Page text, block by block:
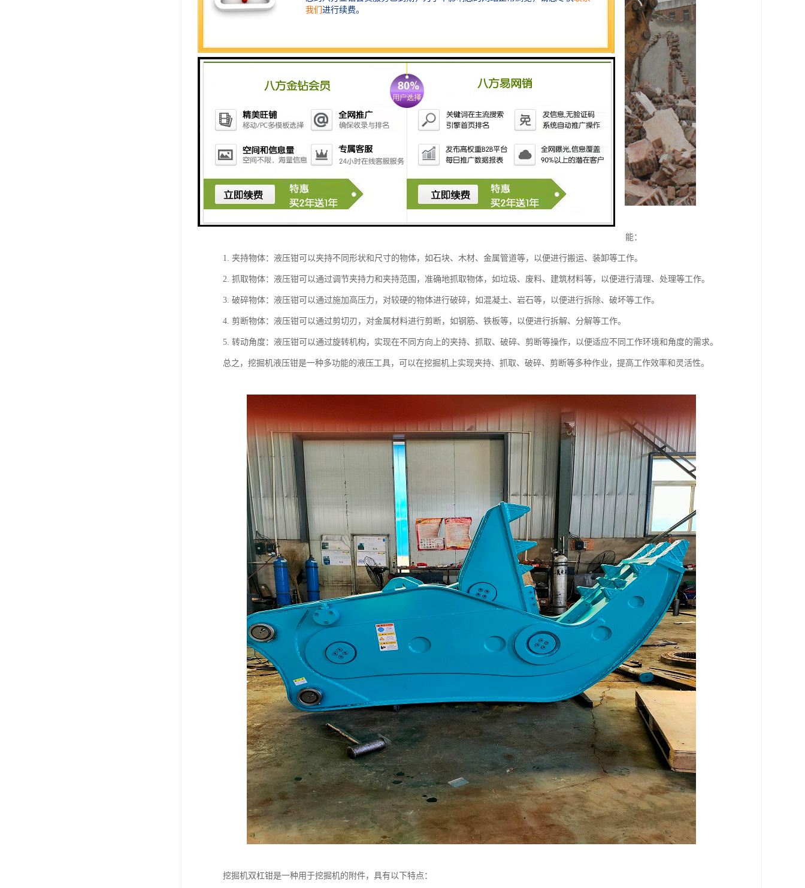
挖掘机液压钳是一种安装在挖掘机臂上的液压工具，主要用于夹持、抓取、破碎、剪断等作业。它具有以下功能：
1. 夹持物体：液压钳可以夹持不同形状和尺寸的物体，如石块、木材、金属管道等，以便进行搬运、装卸等工作。
2. 抓取物体：液压钳可以通过调节夹持力和夹持范围，准确地抓取物体，如垃圾、废料、建筑材料等，以便进行清理、处理等工作。
3. 破碎物体：液压钳可以通过施加高压力，对较硬的物体进行破碎，如混凝土、岩石等，以便进行拆除、破坏等工作。
4. 剪断物体：液压钳可以通过剪切刃，对金属材料进行剪断，如钢筋、铁板等，以便进行拆解、分解等工作。
5. 转动角度：液压钳可以通过旋转机构，实现在不同方向上的夹持、抓取、破碎、剪断等操作，以便适应不同工作环境和角度的需求。
总之，挖掘机液压钳是一种多功能的液压工具，可以在挖掘机上实现夹持、抓取、破碎、剪断等多种作业，提高工作效率和灵活性。
挖掘机双杠钳是一种用于挖掘机的附件，具有以下特点：